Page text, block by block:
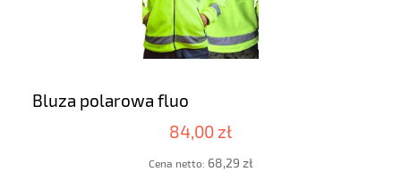
Bluza polarowa fluo
84,00 zł
Cena netto: 68,29 zł